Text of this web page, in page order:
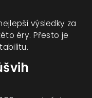
výsledky za
éry. Přesto je